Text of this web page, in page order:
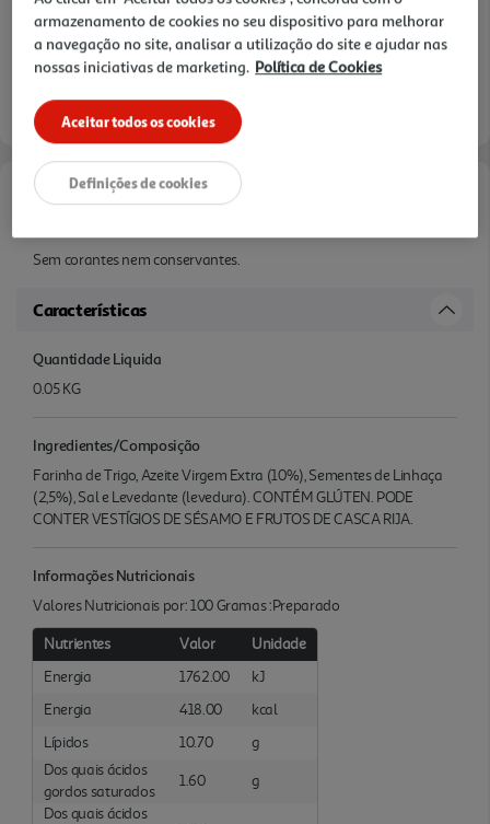
Informações de Marketing
Sem corantes nem conservantes.
Características
Quantidade Liquida
0.05 KG
Ingredientes/Composição
Farinha de Trigo, Azeite Virgem Extra (10%), Sementes de Linhaça
(2,5%), Sal e Levedante (levedura). CONTÉM GLÚTEN. PODE
CONTER VESTÍGIOS DE SÉSAMO E FRUTOS DE CASCA RIJA.
Informações Nutricionais
Valores Nutricionais por: 100 Gramas :Preparado
Nutrientes Valor
Unidade
Energia
1762.00
kJ
Energia
418.00
kcal
Lípidos
10.70
g
Dos quais ácidos
gordos saturados
1.60
g
Dos quais ácidos
armazenamento de cookies no seu dispositivo para melhorar
a navegação no site, analisar a utilização do site e ajudar nas
nossas iniciativas de marketing. Política de Cookies
Aceitar todos os cookies
Definições de cookies